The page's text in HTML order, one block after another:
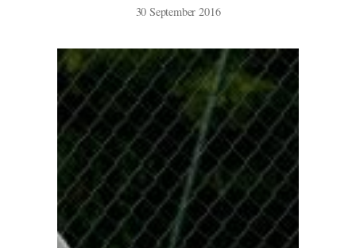
30 September 2016